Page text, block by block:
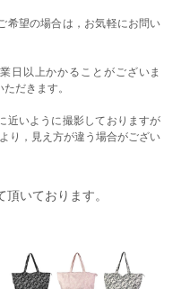
望の場合は，お気軽にお問い
日以上かかることがございま
だきます。
いように撮影しておりますが
り，見え方が違う場合がござい
いております。